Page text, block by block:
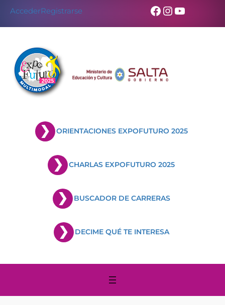
AccederRegistrarse Facebook
Instagram
YouTube
ORIENTACIONES EXPOFUTURO 2025
CHARLAS EXPOFUTURO 2025
BUSCADOR DE CARRERAS
DECIME QUÉ TE INTERESA